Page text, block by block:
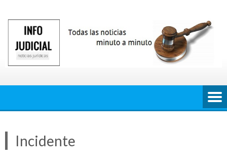
contenido
Incidente